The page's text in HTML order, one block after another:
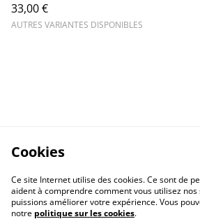
33,00 €
AUTRES VARIANTES DISPONIBLES
Cookies
Ce site Internet utilise des cookies. Ce sont de
aident à comprendre comment vous utilisez
puissions améliorer votre expérience. Vous
notre politique sur les cookies.